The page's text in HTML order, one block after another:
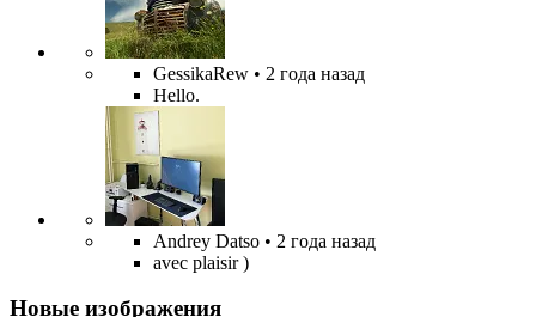
GessikaRew • 2 года назад
Hello.
Andrey Datso • 2 года назад
avec plaisir )
Новые изображения